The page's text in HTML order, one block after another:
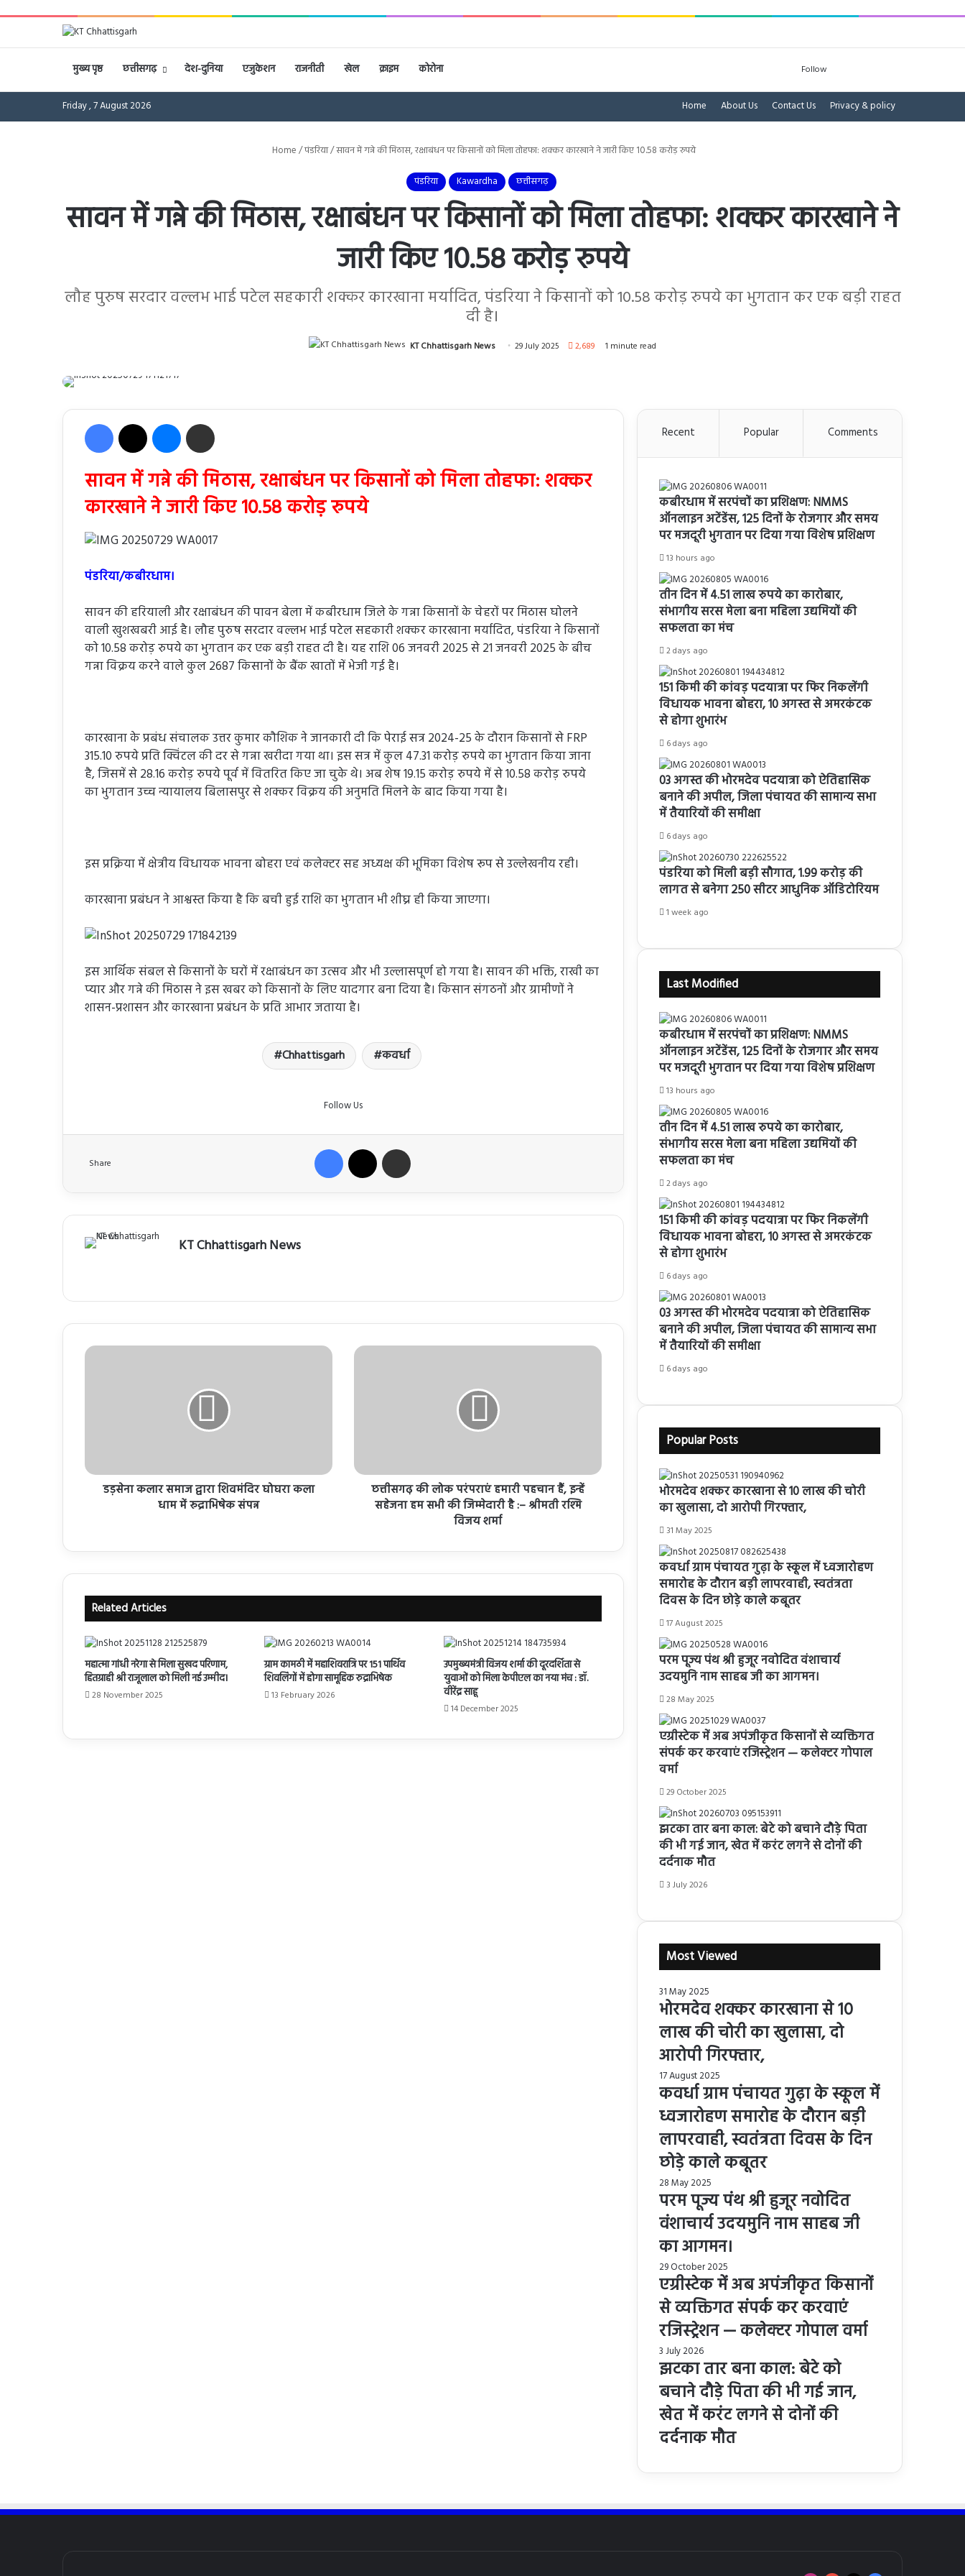
मुख्य पृष्ठ छत्तीसगढ़ देश-दुनिया एजुकेशन राजनीती खेल क्राइम कोरोना Follow
Friday , 7 August 2026 Home About Us Contact Us Privacy & policy
Home/पंडरिया/सावन में गन्ने की मिठास, रक्षाबंधन पर किसानों को मिला तोहफा: शक्कर कारखाने ने जारी किए 10.58 करोड़ रुपये
पंडरिया Kawardha छत्तीसगढ़
सावन में गन्ने की मिठास, रक्षाबंधन पर किसानों को मिला तोहफा: शक्कर कारखाने ने
जारी किए 10.58 करोड़ रुपये
लौह पुरुष सरदार वल्लभ भाई पटेल सहकारी शक्कर कारखाना मर्यादित, पंडरिया ने किसानों को 10.58 करोड़ रुपये का भुगतान कर एक बड़ी राहत
दी है।
KT Chhattisgarh News 29 July 2025 2,689 1 minute read
Facebook Messenger
सावन में गन्ने की मिठास, रक्षाबंधन पर किसानों को मिला तोहफा: शक्कर
कारखाने ने जारी किए 10.58 करोड़ रुपये
पंडरिया/कबीरधाम।
सावन की हरियाली और रक्षाबंधन की पावन बेला में कबीरधाम जिले के गन्ना किसानों के चेहरों पर मिठास घोलने
वाली खुशखबरी आई है। लौह पुरुष सरदार वल्लभ भाई पटेल सहकारी शक्कर कारखाना मर्यादित, पंडरिया ने किसानों
को 10.58 करोड़ रुपये का भुगतान कर एक बड़ी राहत दी है। यह राशि 06 जनवरी 2025 से 21 जनवरी 2025 के बीच
गन्ना विक्रय करने वाले कुल 2687 किसानों के बैंक खातों में भेजी गई है।
कारखाना के प्रबंध संचालक उत्तर कुमार कौशिक ने जानकारी दी कि पेराई सत्र 2024-25 के दौरान किसानों से FRP
315.10 रुपये प्रति क्विंटल की दर से गन्ना खरीदा गया था। इस सत्र में कुल 47.31 करोड़ रुपये का भुगतान किया जाना
है, जिसमें से 28.16 करोड़ रुपये पूर्व में वितरित किए जा चुके थे। अब शेष 19.15 करोड़ रुपये में से 10.58 करोड़ रुपये
का भुगतान उच्च न्यायालय बिलासपुर से शक्कर विक्रय की अनुमति मिलने के बाद किया गया है।
इस प्रक्रिया में क्षेत्रीय विधायक भावना बोहरा एवं कलेक्टर सह अध्यक्ष की भूमिका विशेष रूप से उल्लेखनीय रही।
कारखाना प्रबंधन ने आश्वस्त किया है कि बची हुई राशि का भुगतान भी शीघ्र ही किया जाएगा।
इस आर्थिक संबल से किसानों के घरों में रक्षाबंधन का उत्सव और भी उल्लासपूर्ण हो गया है। सावन की भक्ति, राखी का
प्यार और गन्ने की मिठास ने इस खबर को किसानों के लिए यादगार बना दिया है। किसान संगठनों और ग्रामीणों ने
शासन-प्रशासन और कारखाना प्रबंधन के प्रति आभार जताया है।
Chhattisgarh कवर्धा
Follow Us
Share
Facebook
KT Chhattisgarh News
डड़सेना कलार समाज द्वारा शिवमंदिर घोघरा कला
धाम में रुद्राभिषेक संपन्न
छत्तीसगढ़ की लोक परंपराएं हमारी पहचान हैं, इन्हें
सहेजना हम सभी की जिम्मेदारी है :– श्रीमती रश्मि
विजय शर्मा
Related Articles
महात्मा गांधी नरेगा से मिला सुखद परिणाम,
हितग्राही श्री राजूलाल को मिली नई उम्मीद।
28 November 2025
ग्राम कामठी में महाशिवरात्रि पर 151 पार्थिव
शिवलिंगों में होगा सामूहिक रुद्राभिषेक
13 February 2026
उपमुख्यमंत्री विजय शर्मा की दूरदर्शिता से
युवाओं को मिला केपीएल का नया मंच : डॉ.
वीरेंद्र साहू
14 December 2025
Recent Popular Comments
कबीरधाम में सरपंचों का प्रशिक्षण: NMMS
ऑनलाइन अटेंडेंस, 125 दिनों के रोजगार और समय
पर मजदूरी भुगतान पर दिया गया विशेष प्रशिक्षण
13 hours ago
तीन दिन में 4.51 लाख रुपये का कारोबार,
संभागीय सरस मेला बना महिला उद्यमियों की
सफलता का मंच
2 days ago
151 किमी की कांवड़ पदयात्रा पर फिर निकलेंगी
विधायक भावना बोहरा, 10 अगस्त से अमरकंटक
से होगा शुभारंभ
6 days ago
03 अगस्त की भोरमदेव पदयात्रा को ऐतिहासिक
बनाने की अपील, जिला पंचायत की सामान्य सभा
में तैयारियों की समीक्षा
6 days ago
पंडरिया को मिली बड़ी सौगात, 1.99 करोड़ की
लागत से बनेगा 250 सीटर आधुनिक ऑडिटोरियम
1 week ago
Last Modified
कबीरधाम में सरपंचों का प्रशिक्षण: NMMS
ऑनलाइन अटेंडेंस, 125 दिनों के रोजगार और समय
पर मजदूरी भुगतान पर दिया गया विशेष प्रशिक्षण
13 hours ago
तीन दिन में 4.51 लाख रुपये का कारोबार,
संभागीय सरस मेला बना महिला उद्यमियों की
सफलता का मंच
2 days ago
151 किमी की कांवड़ पदयात्रा पर फिर निकलेंगी
विधायक भावना बोहरा, 10 अगस्त से अमरकंटक
से होगा शुभारंभ
6 days ago
03 अगस्त की भोरमदेव पदयात्रा को ऐतिहासिक
बनाने की अपील, जिला पंचायत की सामान्य सभा
में तैयारियों की समीक्षा
6 days ago
Popular Posts
भोरमदेव शक्कर कारखाना से 10 लाख की चोरी
का खुलासा, दो आरोपी गिरफ्तार,
31 May 2025
कवर्धा ग्राम पंचायत गुढ़ा के स्कूल में ध्वजारोहण
समारोह के दौरान बड़ी लापरवाही, स्वतंत्रता
दिवस के दिन छोड़े काले कबूतर
17 August 2025
परम पूज्य पंथ श्री हुजूर नवोदित वंशाचार्य
उदयमुनि नाम साहब जी का आगमन।
28 May 2025
एग्रीस्टेक में अब अपंजीकृत किसानों से व्यक्तिगत
संपर्क कर करवाएं रजिस्ट्रेशन — कलेक्टर गोपाल
वर्मा
29 October 2025
झटका तार बना काल: बेटे को बचाने दौड़े पिता
की भी गई जान, खेत में करंट लगने से दोनों की
दर्दनाक मौत
3 July 2026
Most Viewed
31 May 2025
भोरमदेव शक्कर कारखाना से 10
लाख की चोरी का खुलासा, दो
आरोपी गिरफ्तार,
17 August 2025
कवर्धा ग्राम पंचायत गुढ़ा के स्कूल में
ध्वजारोहण समारोह के दौरान बड़ी
लापरवाही, स्वतंत्रता दिवस के दिन
छोड़े काले कबूतर
28 May 2025
परम पूज्य पंथ श्री हुजूर नवोदित
वंशाचार्य उदयमुनि नाम साहब जी
का आगमन।
29 October 2025
एग्रीस्टेक में अब अपंजीकृत किसानों
से व्यक्तिगत संपर्क कर करवाएं
रजिस्ट्रेशन — कलेक्टर गोपाल वर्मा
3 July 2026
झटका तार बना काल: बेटे को
बचाने दौड़े पिता की भी गई जान,
खेत में करंट लगने से दोनों की
दर्दनाक मौत